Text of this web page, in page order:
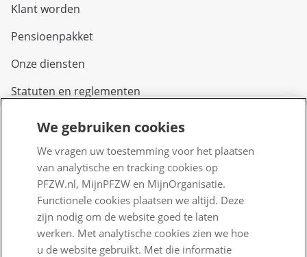
Klant worden
Pensioenpakket
Onze diensten
Statuten en reglementen
Over PFZW
Wij zijn PFZW
Beleggen voor een goed pensioen
Nieuwe regels voor pensioen
Zo staan we ervoor
We gebruiken cookies
We vragen uw toestemming voor het plaatsen
van analytische en tracking cookies op
PFZW.nl, MijnPFZW en MijnOrganisatie.
Functionele cookies plaatsen we altijd. Deze
zijn nodig om de website goed te laten
werken. Met analytische cookies zien we hoe
u de website gebruikt. Met die informatie